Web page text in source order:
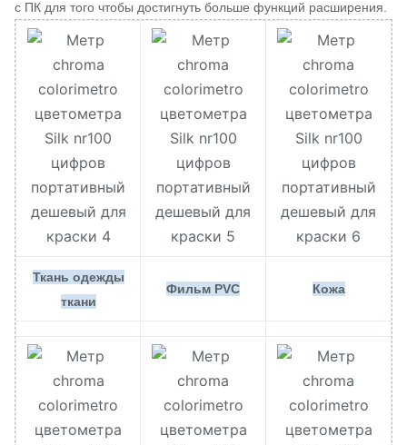
с ПК для того чтобы достигнуть больше функций расширения.
Ткань одежды
ткани
Фильм PVC Кожа